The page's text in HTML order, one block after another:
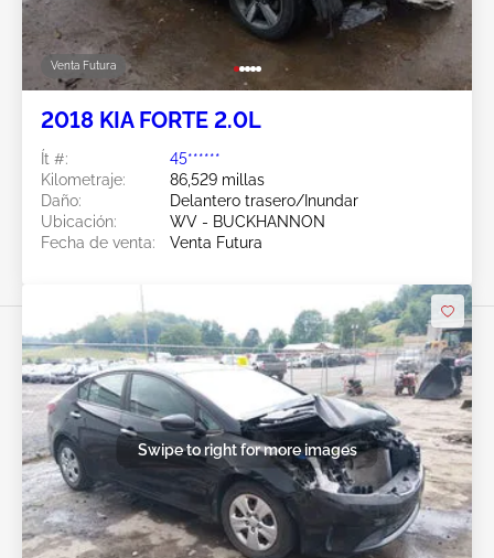
Venta Futura
2018 KIA FORTE 2.0L
Ít #:
45******
Kilometraje:
86,529 millas
Daño:
Delantero trasero/Inundar
Ubicación:
WV - BUCKHANNON
Fecha de venta:
Venta Futura
Swipe to right for more images